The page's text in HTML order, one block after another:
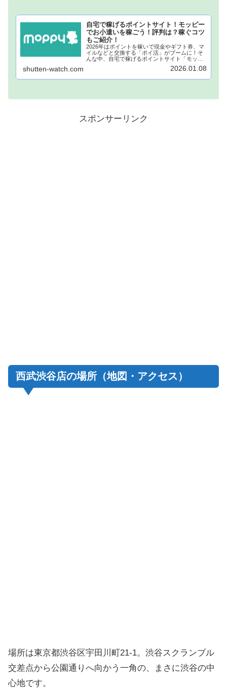
自宅で稼げるポイントサイト！モッピー
でお小遣いを稼ごう！評判は？稼ぐコツ
もご紹介！
2026年はポイントを稼いで現金やギフト券、マ
イルなどと交換する「ポイ活」がブームに！そ
んな中、自宅で稼げるポイントサイト「モッピ
ー」が注目されています！モッピーに登録し、
自宅でポイントを稼げば、あなたも月1万円稼ぐ
shutten-watch.com 2026.01.08
スポンサーリンク
西武渋谷店の場所（地図・アクセス）
場所は東京都渋谷区宇田川町21-1。渋谷スクランブル
交差点から公園通りへ向かう一角の、まさに渋谷の中
心地です。